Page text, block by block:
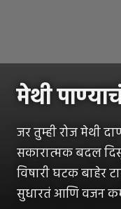
मेथी
जर तुम्ही रोज मेथी
सकारात्मक बदल
विषारी घटक बाहेर
सुधारतं आणि वजन